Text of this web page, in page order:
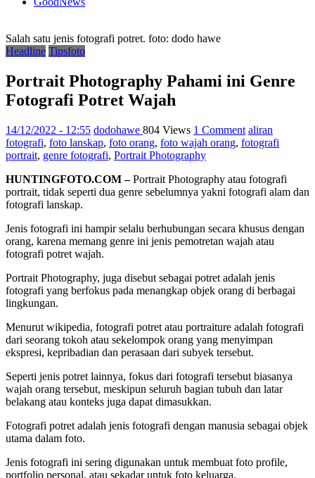
Salah satu jenis fotografi potret. foto: dodo hawe
Headline Tipsfoto
Portrait Photography Pahami ini Genre
Fotografi Potret Wajah
14/12/2022 - 12:55 dodohawe 804 Views 1 Comment aliran
fotografi, foto lanskap, foto orang, foto wajah orang, fotografi
portrait, genre fotografi, Portrait Photography
HUNTINGFOTO.COM –Portrait Photography atau fotografi
portrait, tidak seperti dua genre sebelumnya yakni fotografi alam dan
fotografi lanskap.
Jenis fotografi ini hampir selalu berhubungan secara khusus dengan
orang, karena memang genre ini jenis pemotretan wajah atau
fotografi potret wajah.
Portrait Photography, juga disebut sebagai potret adalah jenis
fotografi yang berfokus pada menangkap objek orang di berbagai
lingkungan.
Menurut wikipedia, fotografi potret atau portraiture adalah fotografi
dari seorang tokoh atau sekelompok orang yang menyimpan
ekspresi, kepribadian dan perasaan dari subyek tersebut.
Seperti jenis potret lainnya, fokus dari fotografi tersebut biasanya
wajah orang tersebut, meskipun seluruh bagian tubuh dan latar
belakang atau konteks juga dapat dimasukkan.
Fotografi potret adalah jenis fotografi dengan manusia sebagai objek
utama dalam foto.
Jenis fotografi ini sering digunakan untuk membuat foto profile,
portfolio personal, atau sekadar untuk foto keluarga.